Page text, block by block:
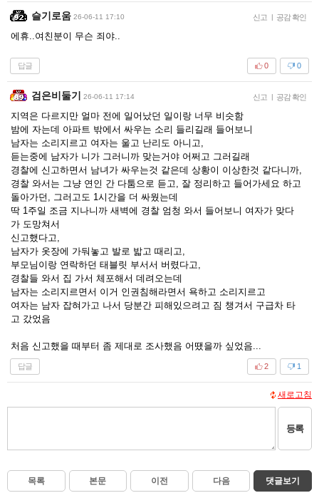
슬기로움 26-06-11 17:10 신고 | 공감 확인
에휴..여친분이 무슨 죄야..
답글 0
0
검은비둘기 26-06-11 17:14 신고 | 공감 확인
지역은 다르지만 얼마 전에 일어났던 일이랑 너무 비슷함
밤에 자는데 아파트 밖에서 싸우는 소리 들리길래 들어보니
남자는 소리지르고 여자는 울고 난리도 아니고,
듣는중에 남자가 니가 그러니까 맞는거야 어쩌고 그러길래
경찰에 신고하면서 남녀가 싸우는것 같은데 상황이 이상한것 같다니까,
경찰 와서는 그냥 연인 간 다툼으로 듣고, 잘 정리하고 들어가세요 하고
돌아가던, 그러고도 1시간을 더 싸웠는데
딱 1주일 조금 지나니까 새벽에 경찰 엄청 와서 들어보니 여자가 맞다
가 도망쳐서
신고했다고,
남자가 옷장에 가둬놓고 발로 밟고 때리고,
부모님이랑 연락하던 태블릿 부서서 버렸다고,
경찰들 와서 집 가서 체포해서 데려오는데
남자는 소리지르면서 이거 인권침해라면서 욕하고 소리지르고
여자는 남자 잡혀가고 나서 당분간 피해있으려고 짐 챙겨서 구급차 타
고 갔었음
처음 신고했을 때부터 좀 제대로 조사했음 어땠을까 싶었음...
답글 1
2
새로고침
등록
목록 본문 이전 다음 댓글보기